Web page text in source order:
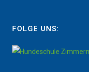
FOLGE UNS: